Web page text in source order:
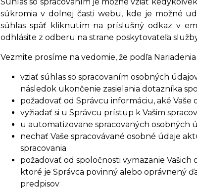
súkromia v dolnej časti webu, kde je možné
súhlas späť kliknutím na príslušný odkaz v
odhlásite z odberu na strane poskytovateľa
Vezmite prosíme na vedomie, že podľa
vziať súhlas so spracovaním osobných
následok ukončenie zasielania dotazníka
požadovať od Správcu informáciu, aké Vaše
vyžiadať si u Správcu prístup k Vašim
u automatizovane spracovaných osobných
nechať Vaše spracovávané osobné údaje
spracovania
požadovať od spoločnosti vymazanie
ktoré je Správca povinný alebo oprávnený
predpisov